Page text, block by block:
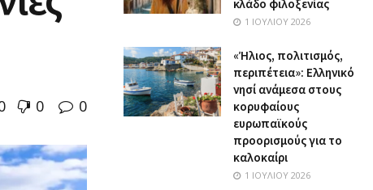
0 0
κλάδο φιλοξενίας
1 ΙΟΥΛΊΟΥ 2026
«Ήλιος, πολιτισμός,
περιπέτεια»: Ελληνικό
νησί ανάμεσα στους
κορυφαίους
ευρωπαϊκούς
προορισμούς για το
καλοκαίρι
1 ΙΟΥΛΊΟΥ 2026